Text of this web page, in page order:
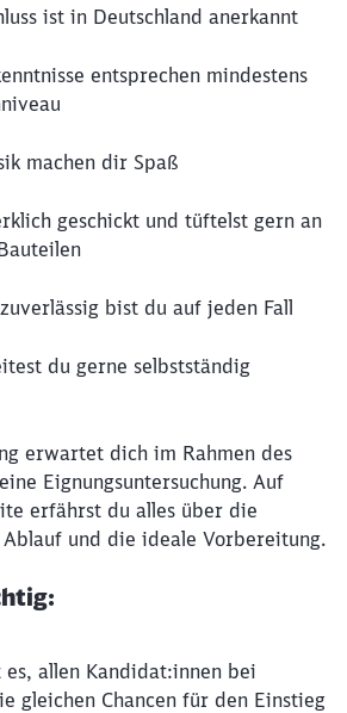
ist in Deutschland anerkannt
entsprechen mindestens
machen dir Spaß
geschickt und tüftelst gern an
bist du auf jeden Fall
du gerne selbstständig
erwartet dich im Rahmen des
Eignungsuntersuchung. Auf
erfährst du alles über die
und die ideale Vorbereitung.
es, allen Kandidat:innen bei
gleichen Chancen für den Einstieg